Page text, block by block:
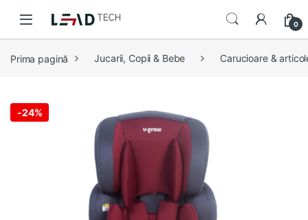
0
Prima pagină Jucarii, Copii & Bebe Carucioare &
-24%